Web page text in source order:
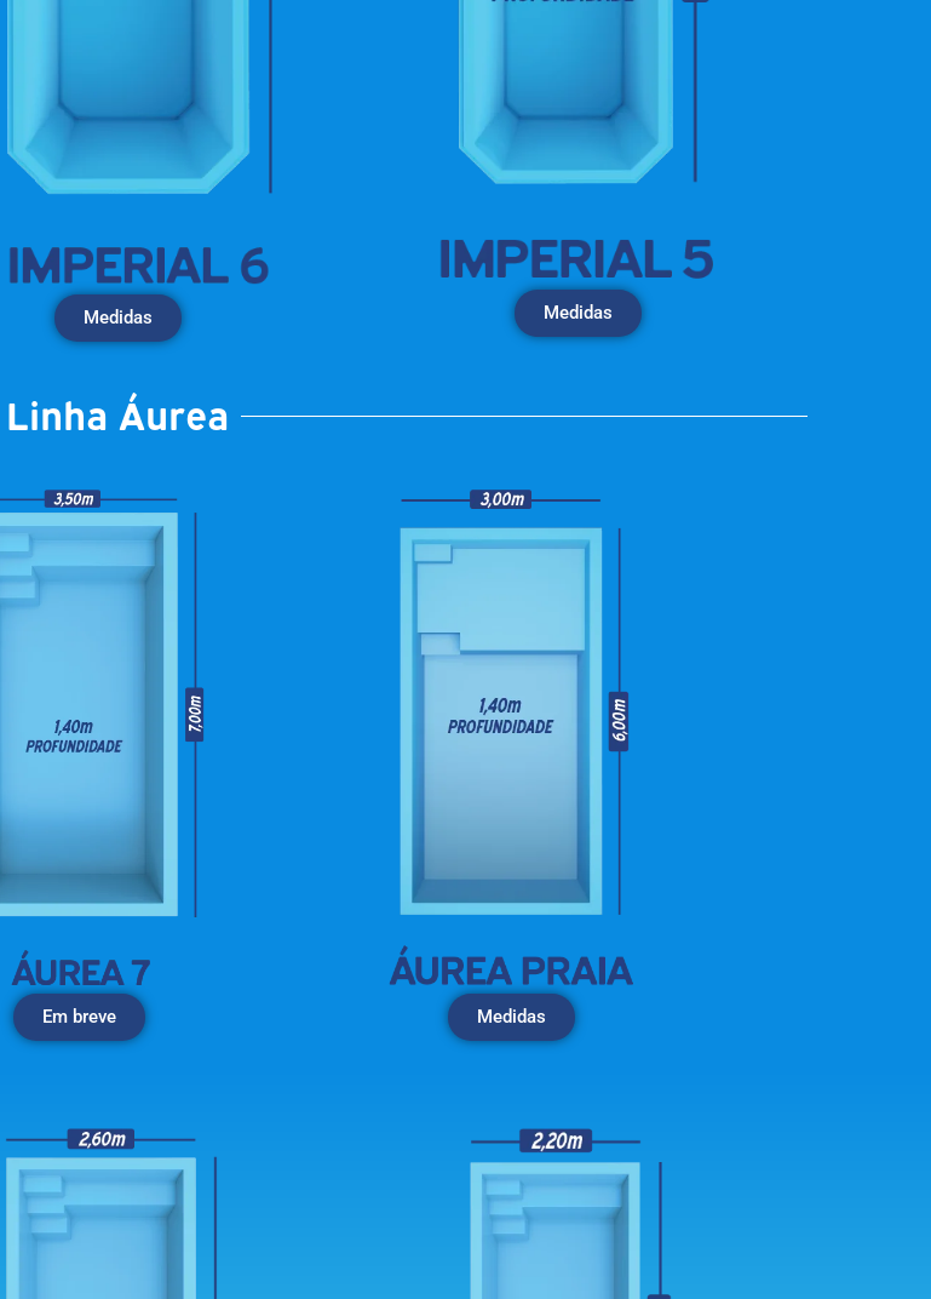
Medidas Medidas
Linha Áurea
Em breve Medidas